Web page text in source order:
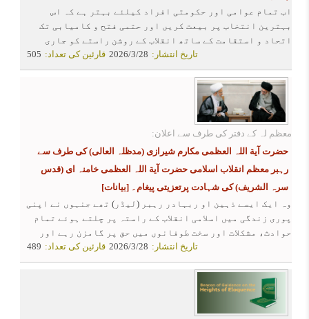
اب تمام عوامی اور حکومتی افراد کیلئے بہتر ہے کہ اس
بہترین انتخاب پر بیعت کریں اور حتمی فتح و کامیابی تک
اتحاد و استقامت کے ساتھ انقلاب کے روشن راستے کو جاری
505 قارئین کی تعداد: 2026/3/28 تاریخ انتشار:
معظم لہ کے دفتر کی طرف سے اعلان:
حضرت آیة اللہ العظمی مکارم شیرازی (مدظلہ العالی) کی طرف سے
رہبر معظم انقلاب اسلامی حضرت آیة اللہ العظمی خامنہ ای (قدس
سرہ الشریف) کی شہادت پرتعزیتی پیغام۔ [بیانات]
وہ ایک ایسے ذہین او ربہادر رہبر (لیڈر) تھے جنہوں نے اپنی
پوری زندگی میں اسلامی انقلاب کے راستہ پر چلتے ہوئے تمام
حوادث، مشکلات اور سخت طوفانوں میں حق پر گامزن رہے اور
اپنی دیرینہ خواہش (شہادت) کو حاصل کرلیا ۔
489 قارئین کی تعداد: 2026/3/28 تاریخ انتشار: